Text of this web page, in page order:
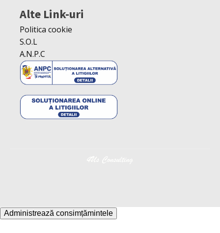
Alte Link-uri
Politica cookie
S.O.L
A.N.P.C
Administrează consimțămintele